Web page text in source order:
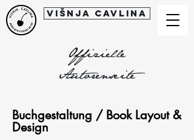
Višnja Cavlina
Offizielle
Autorenseite
Buchgestaltung / Book Layout &
Design